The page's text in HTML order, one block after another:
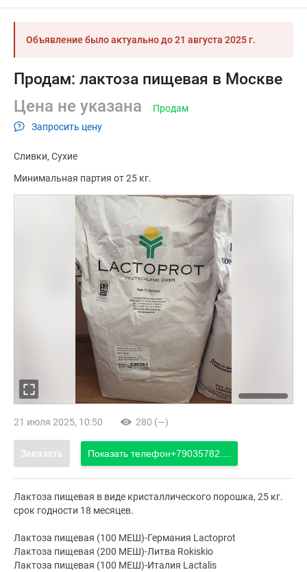
Объявление было актуально до21 августа 2025 г.
Продам: лактоза пищевая в Москве
Цена не указана
Запросить цену
Продам
Сливки Сухие
Минимальная партия от 25 кг.
21 июля 2025, 10:50 280 (—)
Заказать Показать телефон+79035782....
Лактоза пищевая в виде кристаллического порошка, 25 кг.
срок годности 18 месяцев.
Лактоза пищевая (100 МЕШ)-Германия Lactoprot
Лактоза пищевая (200 МЕШ)-Литва Rokiskio
Лактоза пищевая (100 МЕШ)-Италия Lactalis